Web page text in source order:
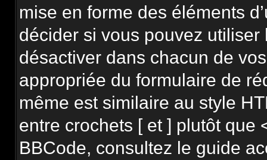
mise en forme des éléments
décider si vous pouvez
désactiver dans chacun de
appropriée du formulaire de
même est similaire au style
entre crochets [ et ] plutôt que
BBCode, consultez le guide